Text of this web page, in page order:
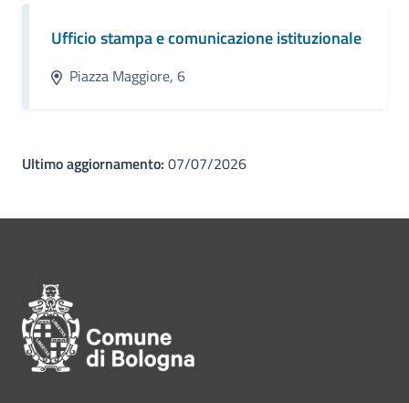
Ufficio stampa e comunicazione istituzionale
Piazza Maggiore, 6
Ultimo aggiornamento: 07/07/2026